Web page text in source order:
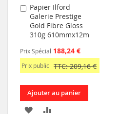
Papier Ilford
Galerie Prestige
Gold Fibre Gloss
310g 610mmx12m
Prix Spécial 188,24 €
Prix public TTC: 209,16 €
Ajouter
au
panier
Ajouter au panier
AJOUTER